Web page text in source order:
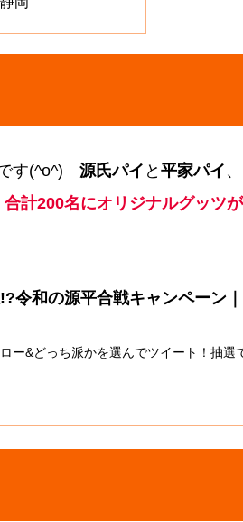
す(^o^) 源氏パイ と 平家パイ
合計200名にオリジナルグッツ
令和の源平合戦キャンペーン
ー&どっち派かを選んでツイート！抽選